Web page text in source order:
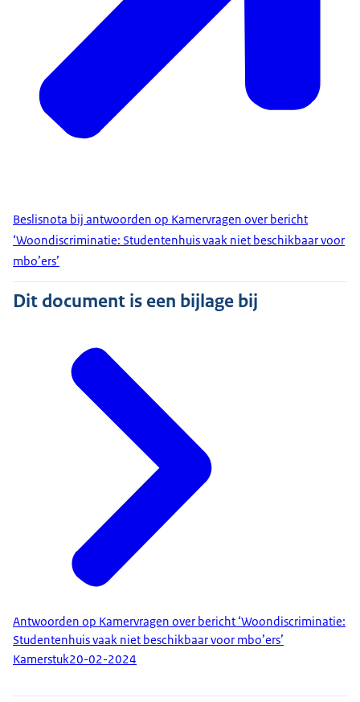
Beslisnota bij antwoorden op Kamervragen over bericht
‘Woondiscriminatie: Studentenhuis vaak niet beschikbaar voor
mbo’ers’
Dit document is een bijlage bij
Antwoorden op Kamervragen over bericht ‘Woondiscriminatie:
Studentenhuis vaak niet beschikbaar voor mbo’ers’
Kamerstuk20-02-2024